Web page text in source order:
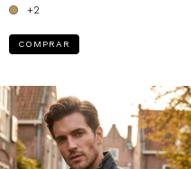
+2
COMPRAR